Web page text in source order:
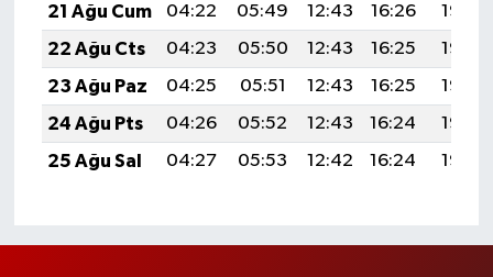
21 Ağu Cum
04:22 05:49 12:43 16:26
19:27
22 Ağu Cts
04:23 05:50 12:43 16:25
19:26
23 Ağu Paz
04:25 05:51 12:43 16:25
19:25
24 Ağu Pts
04:26 05:52 12:43 16:24
19:23
25 Ağu Sal
04:27 05:53 12:42 16:24 19:22